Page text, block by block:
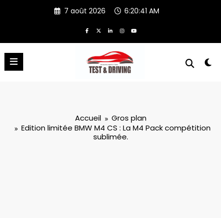
7 août 2026 6:20:42 AM
Accueil
Gros plan
Edition limitée BMW M4 CS : La M4 Pack compétition
sublimée.